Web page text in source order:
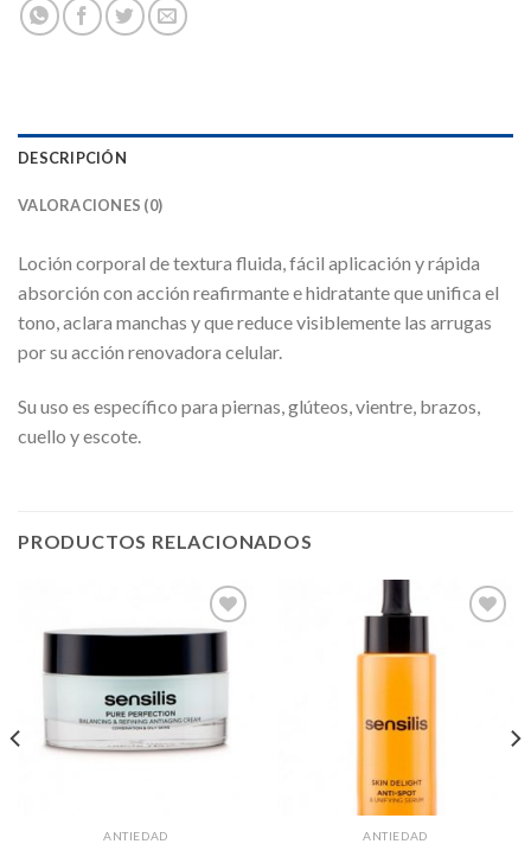
DESCRIPCIÓN
VALORACIONES (0)
Loción corporal de textura fluida, fácil aplicación y rápida
absorción con acción reafirmante e hidratante que unifica el
tono, aclara manchas y que reduce visiblemente las arrugas
por su acción renovadora celular.
Su uso es específico para piernas, glúteos, vientre, brazos,
cuello y escote.
PRODUCTOS RELACIONADOS
Añadir
deseos
ANTIEDAD ANTIEDAD